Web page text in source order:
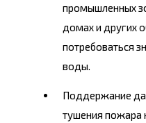
промышленных
домах и других
потребоваться
воды.
Поддержание
тушения пожара